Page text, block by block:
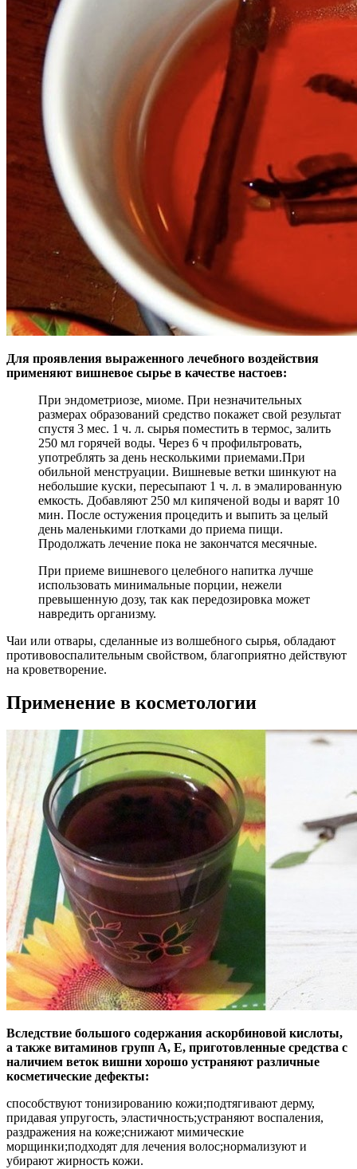
Для проявления выраженного лечебного воздействия
применяют вишневое сырье в качестве настоев:
При эндометриозе, миоме. При незначительных
размерах образований средство покажет свой результат
спустя 3 мес. 1 ч. л. сырья поместить в термос, залить
250 мл горячей воды. Через 6 ч профильтровать,
употреблять за день несколькими приемами.При
обильной менструации. Вишневые ветки шинкуют на
небольшие куски, пересыпают 1 ч. л. в эмалированную
емкость. Добавляют 250 мл кипяченой воды и варят 10
мин. После остужения процедить и выпить за целый
день маленькими глотками до приема пищи.
Продолжать лечение пока не закончатся месячные.
При приеме вишневого целебного напитка лучше
использовать минимальные порции, нежели
превышенную дозу, так как передозировка может
навредить организму.
Чаи или отвары, сделанные из волшебного сырья, обладают
противовоспалительным свойством, благоприятно действуют
на кроветворение.
Применение в косметологии
Вследствие большого содержания аскорбиновой кислоты,
а также витаминов групп А, Е, приготовленные средства с
наличием веток вишни хорошо устраняют различные
косметические дефекты:
способствуют тонизированию кожи;подтягивают дерму,
придавая упругость, эластичность;устраняют воспаления,
раздражения на коже;снижают мимические
морщинки;подходят для лечения волос;нормализуют и
убирают жирность кожи.